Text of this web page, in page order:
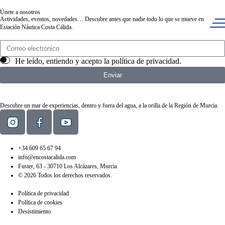
Únete a nosotros
Actividades, eventos, novedades… Descubre antes que nadie todo lo que se mueve en
Estación Náutica Costa Cálida.
He leído, entiendo y acepto la política de privacidad.
Enviar
Descubre un mar de experiencias, dentro y fuera del agua, a la orilla de la Región de Murcia.
+34 609 65 67 94
info@encostacalida.com
Fuster, 63 - 30710 Los Alcázares, Murcia
© 2026 Todos los derechos reservados.
Política de privacidad
Política de cookies
Desistimiento